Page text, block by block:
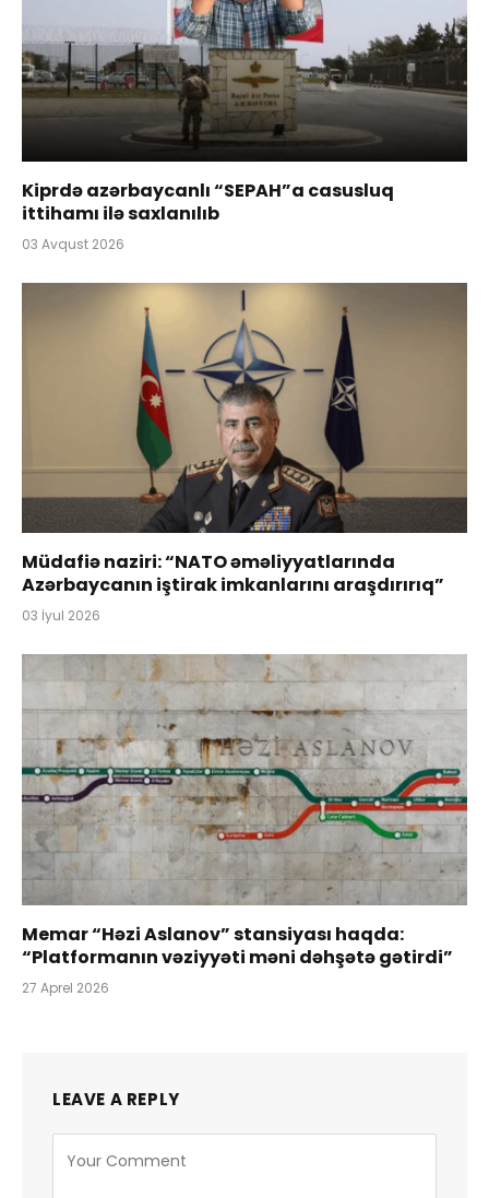
Kiprdə azərbaycanlı “SEPAH”a casusluq
ittihamı ilə saxlanılıb
03 Avqust 2026
Müdafiə naziri: “NATO əməliyyatlarında
Azərbaycanın iştirak imkanlarını araşdırırıq”
03 İyul 2026
Memar “Həzi Aslanov” stansiyası haqda:
“Platformanın vəziyyəti məni dəhşətə gətirdi”
27 Aprel 2026
LEAVE A REPLY